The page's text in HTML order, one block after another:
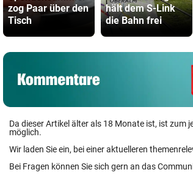
zog Paar über den
Tisch
hält dem S-Link
die Bahn frei
Da dieser Artikel älter als 18 Monate ist, ist zum
möglich.
Wir laden Sie ein, bei einer aktuelleren
Bei Fragen können Sie sich gern an das